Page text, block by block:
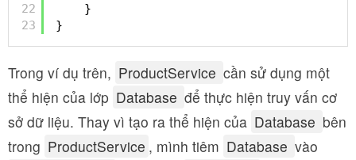
22
23
}
}
Trong ví dụ trên, ProductService cần sử dụng một
thể hiện của lớp Database để thực hiện truy vấn cơ
sở dữ liệu. Thay vì tạo ra thể hiện của Database bên
trong ProductService , mình tiêm Database vào